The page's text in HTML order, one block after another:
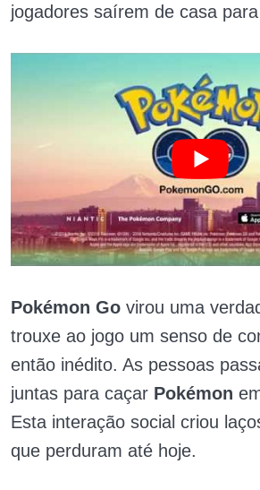
jogadores saírem de casa
Pokémon Go virou uma
trouxe ao jogo um senso de
então inédito. As pessoas
juntas para caçar Pokémon
Esta interação social criou
que perduram até hoje.